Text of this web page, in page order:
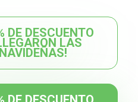
DE DESCUENTO
LAS